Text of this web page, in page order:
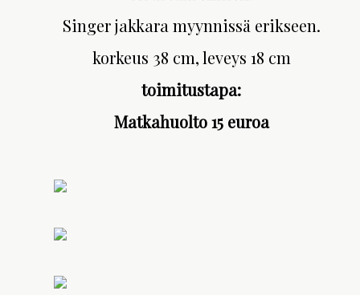
Singer jakkara myynnissä erikseen.
korkeus 38 cm, leveys 18 cm
toimitustapa:
Matkahuolto 15 euroa